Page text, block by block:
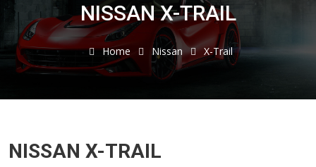
NISSAN X-TRAIL
Home Nissan X-Trail
NISSAN X-TRAIL